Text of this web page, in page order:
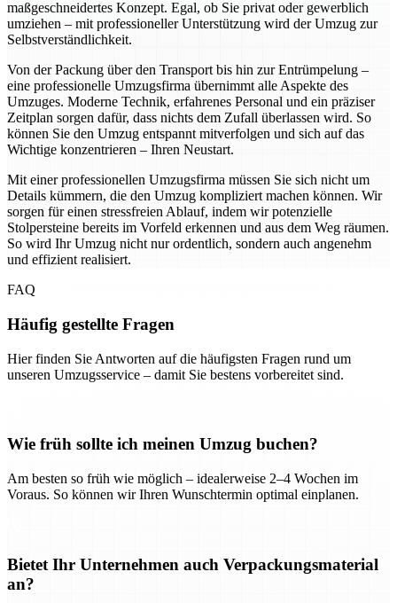
maßgeschneidertes Konzept. Egal, ob Sie privat oder gewerblich
umziehen – mit professioneller Unterstützung wird der Umzug zur
Selbstverständlichkeit.
Von der Packung über den Transport bis hin zur Entrümpelung –
eine professionelle Umzugsfirma übernimmt alle Aspekte des
Umzuges. Moderne Technik, erfahrenes Personal und ein präziser
Zeitplan sorgen dafür, dass nichts dem Zufall überlassen wird. So
können Sie den Umzug entspannt mitverfolgen und sich auf das
Wichtige konzentrieren – Ihren Neustart.
Mit einer professionellen Umzugsfirma müssen Sie sich nicht um
Details kümmern, die den Umzug kompliziert machen können. Wir
sorgen für einen stressfreien Ablauf, indem wir potenzielle
Stolpersteine bereits im Vorfeld erkennen und aus dem Weg räumen.
So wird Ihr Umzug nicht nur ordentlich, sondern auch angenehm
und effizient realisiert.
FAQ
Häufig gestellte Fragen
Hier finden Sie Antworten auf die häufigsten Fragen rund um
unseren Umzugsservice – damit Sie bestens vorbereitet sind.
Wie früh sollte ich meinen Umzug buchen?
Am besten so früh wie möglich – idealerweise 2–4 Wochen im
Voraus. So können wir Ihren Wunschtermin optimal einplanen.
Bietet Ihr Unternehmen auch Verpackungsmaterial
an?